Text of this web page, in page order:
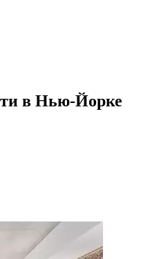
в Нью-Йорке